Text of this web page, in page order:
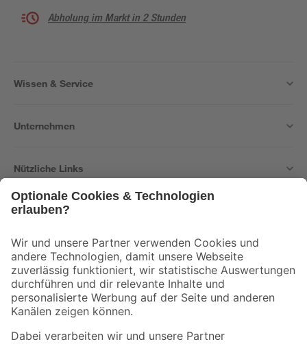
Abholung im Markt in 2 Stunden
Wissen & Service
Unternehmen
Nützliche Links
Der toom Newsletter: Keine Angebote und Aktionen mehr verpassen!
Zur Newsletter Anmeldung
Folge uns